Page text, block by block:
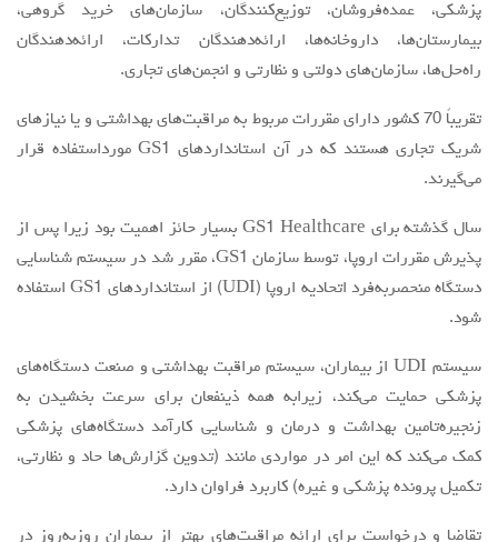
پزشکی، عمده‌فروشان، توزیع‌کنندگان، سازمان‌های خرید گروهی،
بیمارستان‌ها، داروخانه‌ها، ارائه‌دهندگان تدارکات، ارائه‌دهندگان
راه‌حل‌ها، سازمان‌های دولتی و نظارتی و انجمن‌های تجاری.
تقریباً 70 کشور دارای مقررات مربوط به مراقبت‌های بهداشتی و یا نیازهای
شریک تجاری هستند که در آن استانداردهای GS1 مورداستفاده قرار
می‌گیرند.
سال گذشته برای GS1 Healthcare بسیار حائز اهمیت بود زیرا پس از
پذیرش مقررات اروپا، توسط سازمان GS1، مقرر شد در سیستم شناسایی
دستگاه منحصربه‌فرد اتحادیه اروپا (UDI) از استانداردهای GS1 استفاده
شود.
سیستم UDI از بیماران، سیستم مراقبت بهداشتی و صنعت دستگاه‌های
پزشکی حمایت می‌کند، زیرابه همه ذینفعان برای سرعت بخشیدن به
زنجیره‌تامین بهداشت و درمان و شناسایی کارآمد دستگاه‌های پزشکی
کمک می‌کند که این امر در مواردی مانند (تدوین گزارش‌ها حاد و نظارتی،
تکمیل پرونده پزشکی و غیره) کاربرد فراوان دارد.
تقاضا و درخواست برای ارائه مراقبت‌های بهتر از بیماران روزبه‌روز در